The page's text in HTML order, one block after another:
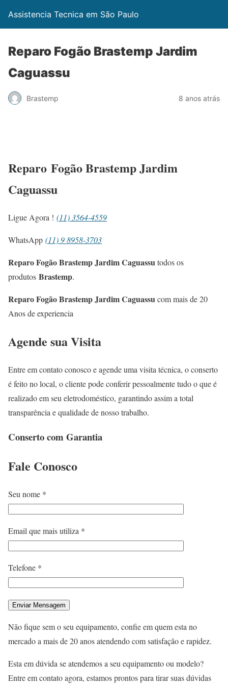
Assistencia Tecnica em São Paulo
Reparo Fogão Brastemp Jardim
Caguassu
Brastemp 8 anos atrás
Reparo Fogão Brastemp Jardim
Caguassu
Ligue Agora ! (11) 3564-4559
WhatsApp (11) 9 8958-3703
Reparo Fogão Brastemp Jardim Caguassutodos os
produtos Brastemp.
Reparo Fogão Brastemp Jardim Caguassucom mais de 20
Anos de experiencia
Agende sua Visita
Entre em contato conosco e agende uma visita técnica, o conserto
é feito no local, o cliente pode conferir pessoalmente tudo o que é
realizado em seu eletrodoméstico, garantindo assim a total
transparência e qualidade de nosso trabalho.
Conserto com Garantia
Fale Conosco
Seu nome *
Email que mais utiliza *
Telefone *
Não fique sem o seu equipamento, confie em quem esta no
mercado a mais de 20 anos atendendo com satisfação e rapidez.
Esta em dúvida se atendemos a seu equipamento ou modelo?
Entre em contato agora, estamos prontos para tirar suas dúvidas